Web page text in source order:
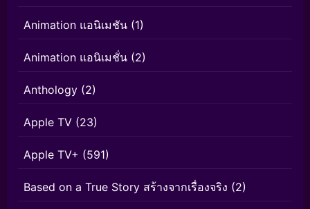
Animation แอนิเมชัน (1)
Animation แอนิเมชั่น (2)
Anthology (2)
Apple TV (23)
Apple TV+ (591)
Based on a True Story สร้างจากเรื่องจริง (2)